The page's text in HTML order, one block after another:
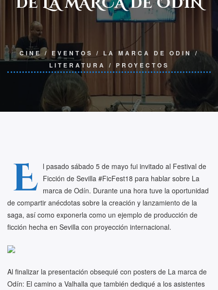
CINE / EVENTOS / LA MARCA DE ODIN /
LITERATURA
/ PROYECTOS
E l pasado sábado 5 de mayo fui invitado al Festival de
Ficción de Sevilla #FicFest18 para hablar sobre La
marca de Odín. Durante una hora tuve la oportunidad
de compartir anécdotas sobre la creación y lanzamiento de la
saga, así como exponerla como un ejemplo de producción de
ficción hecha en Sevilla con proyección internacional.
Al finalizar la presentación obsequié con posters de La marca de
Odín: El camino a Valhalla que también dediqué a los asistentes